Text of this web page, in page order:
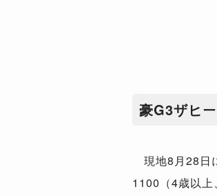
豪G3ザヒ
現地8月28日
1100（4歳以